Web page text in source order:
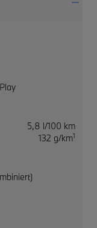
5,8 l/100 km
132 g/km1